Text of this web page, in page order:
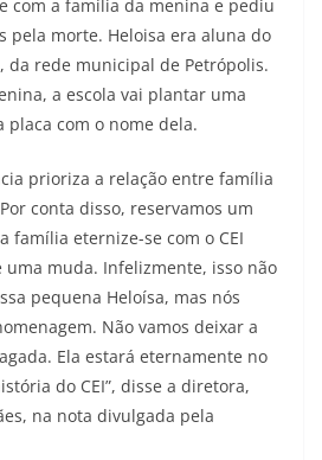
com a família da menina e pediu
pela morte. Heloisa era aluna do
da rede municipal de Petrópolis.
a escola vai plantar uma
com o nome dela.
prioriza a relação entre família
conta disso, reservamos um
família eternize-se com o CEI
muda. Infelizmente, isso não
pequena Heloísa, mas nós
Não vamos deixar a
Ela estará eternamente no
do CEI”, disse a diretora,
na nota divulgada pela